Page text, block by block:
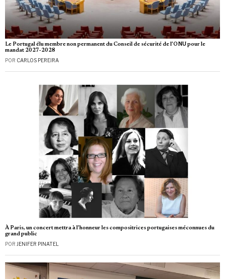
Le Portugal élu membre non permanent du Conseil de sécurité de l’ONU pour le
mandat 2027‑2028
POR CARLOS PEREIRA
À Paris, un concert mettra à l’honneur les compositrices portugaises méconnues du
grand public
POR JENIFER PINATEL